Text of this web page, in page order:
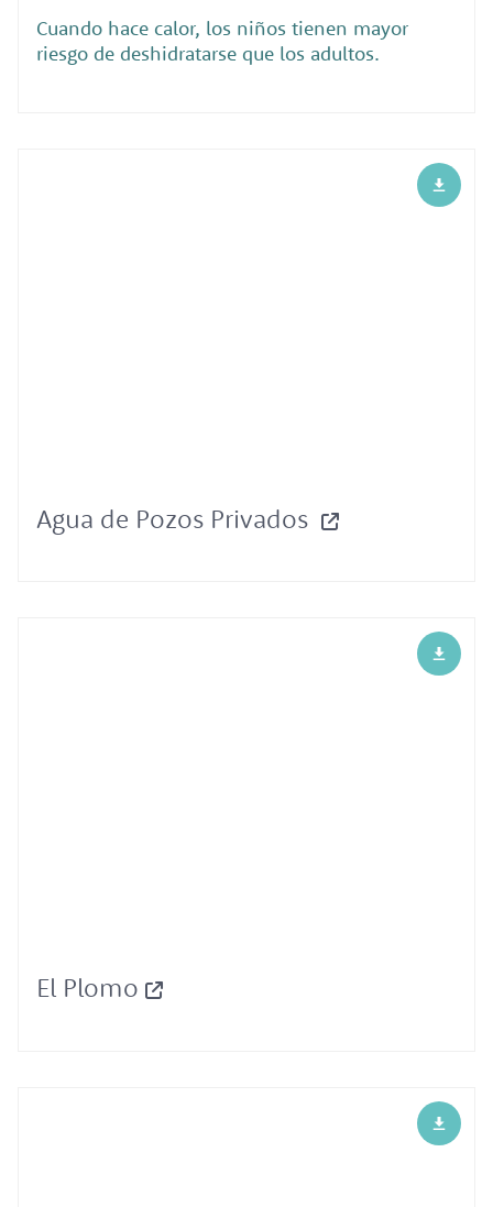
Cuando hace calor, los niños tienen mayor
riesgo de deshidratarse que los adultos.
Agua de Pozos Privados
El Plomo